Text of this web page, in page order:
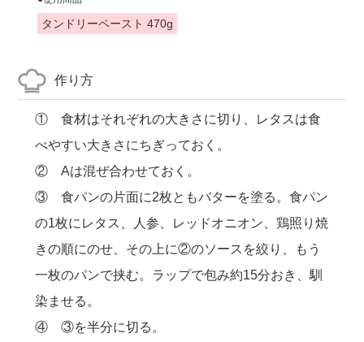
タンドリーペースト 470g
作り方
① 食材はそれぞれの大きさに切り、レタスは食
べやすい大きさにちぎっておく。
② Aは混ぜ合わせておく。
③ 食パンの片面に2枚ともバターを塗る。食パン
の1枚にレタス、人参、レッドオニオン、鶏照り焼
きの順にのせ、その上に②のソースを絞り、もう
一枚のパンで挟む。ラップで包み約15分おき、馴
染ませる。
④ ③を半分に切る。